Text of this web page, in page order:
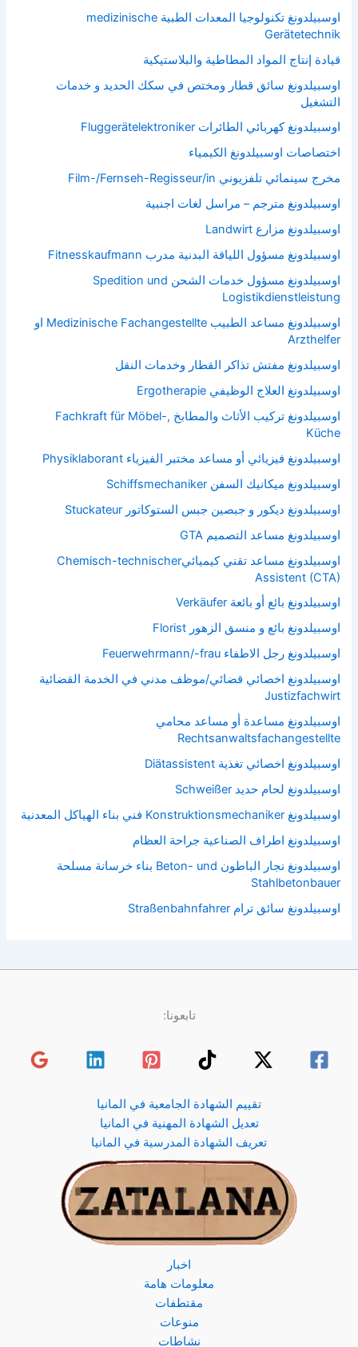
اوسبيلدونغ تكنولوجيا المعدات الطبية medizinische
Gerätetechnik
قيادة إنتاج المواد المطاطية والبلاستيكية
اوسبيلدونغ سائق قطار ومختص في سكك الحديد و خدمات
التشغيل
اوسبيلدونغ كهربائي الطائرات Fluggerätelektroniker
اختصاصات اوسبيلدونغ الكيمياء
مخرج سينمائي تلفزيوني Film-/Fernseh-Regisseur/in
اوسبيلدونغ مترجم – مراسل لغات اجنبية
اوسبيلدونغ مزارع Landwirt
اوسبيلدونغ مسؤول اللياقة البدنية مدرب Fitnesskaufmann
اوسبيلدونغ مسؤول خدمات الشحن Spedition und
Logistikdienstleistung
اوسبيلدونغ مساعد الطبيب Medizinische Fachangestellte او
Arzthelfer
اوسبيلدونغ مفتش تذاكر القطار وخدمات النقل
اوسبيلدونغ العلاج الوظيفي Ergotherapie
اوسبيلدونغ تركيب الأثاث والمطابخ Fachkraft für Möbel-,
Küche
اوسبيلدونغ فيزيائي أو مساعد مختبر الفيزياء Physiklaborant
اوسبيلدونغ ميكانيك السفن Schiffsmechaniker
اوسبيلدونغ ديكور و جبصين جبس الستوكاتور Stuckateur
اوسبيلدونغ مساعد التصميم GTA
اوسبيلدونغ مساعد تقني كيميائيChemisch-technischer
Assistent (CTA)
اوسبيلدونغ بائع أو بائعة Verkäufer
اوسبيلدونغ بائع و منسق الزهور Florist
اوسبيلدونغ رجل الاطفاء Feuerwehrmann/-frau
اوسبيلدونغ اخصائي قضائي/موظف مدني في الخدمة القضائية
Justizfachwirt
اوسبيلدونغ مساعدة أو مساعد محامي
Rechtsanwaltsfachangestellte
اوسبيلدونغ اخصائي تغذية Diätassistent
اوسبيلدونغ لحام حديد Schweißer
اوسبيلدونغ Konstruktionsmechaniker فني بناء الهياكل المعدنية
اوسبيلدونغ اطراف الصناعية جراحة العظام
اوسبيلدونغ نجار الباطون Beton- und بناء خرسانة مسلحة
Stahlbetonbauer
اوسبيلدونغ سائق ترام Straßenbahnfahrer
تابعونا:
تقييم الشهادة الجامعية في المانيا
تعديل الشهادة المهنية في المانيا
تعريف الشهادة المدرسية في المانيا
اخبار
معلومات هامة
مقتطفات
منوعات
نشاطات